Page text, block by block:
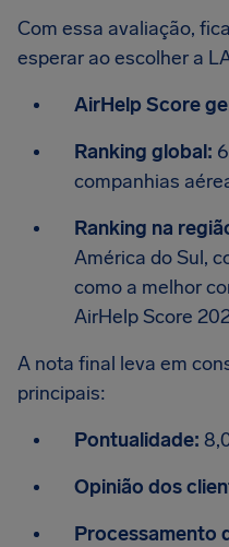
Com essa avaliação,
esperar ao escolher a
AirHelp Score
Ranking global:
companhias
Ranking na
América do Sul,
como a melhor
AirHelp Score
A nota final leva em
principais:
Pontualidade:
Opinião dos
Processamento